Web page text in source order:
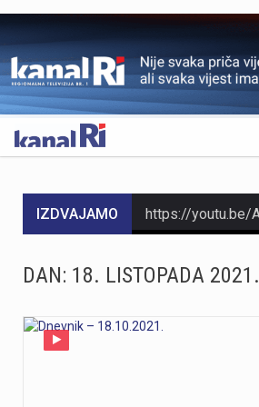
OGLAS
IZDVAJAMO
DAN: 18. LISTOPADA 2021.